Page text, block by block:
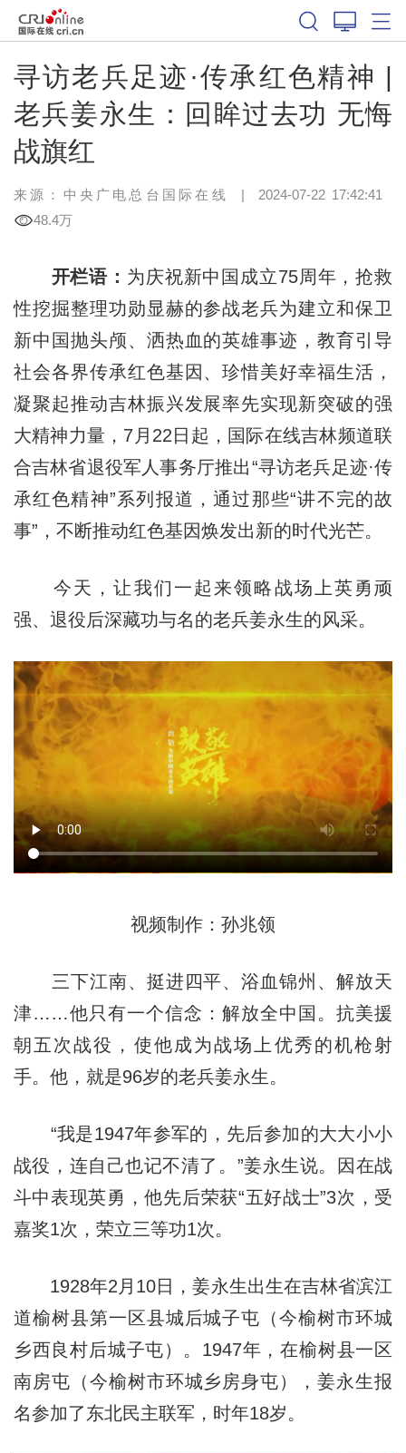
寻访老兵足迹·传承红色精神 |
老兵姜永生：回眸过去功 无悔
战旗红
来源：中央广电总台国际在线 | 2024-07-22 17:42:41
48.4万
开栏语： 为庆祝新中国成立75周年，抢救
性挖掘整理功勋显赫的参战老兵为建立和保卫
新中国抛头颅、洒热血的英雄事迹，教育引导
社会各界传承红色基因、珍惜美好幸福生活，
凝聚起推动吉林振兴发展率先实现新突破的强
大精神力量，7月22日起，国际在线吉林频道联
合吉林省退役军人事务厅推出“寻访老兵足迹·传
承红色精神”系列报道，通过那些“讲不完的故
事”，不断推动红色基因焕发出新的时代光芒。
今天，让我们一起来领略战场上英勇顽
强、退役后深藏功与名的老兵姜永生的风采。
视频制作：孙兆领
三下江南、挺进四平、浴血锦州、解放天
津……他只有一个信念：解放全中国。抗美援
朝五次战役，使他成为战场上优秀的机枪射
手。他，就是96岁的老兵姜永生。
“我是1947年参军的，先后参加的大大小小
战役，连自己也记不清了。”姜永生说。因在战
斗中表现英勇，他先后荣获“五好战士”3次，受
嘉奖1次，荣立三等功1次。
1928年2月10日，姜永生出生在吉林省滨江
道榆树县第一区县城后城子屯（今榆树市环城
乡西良村后城子屯）。1947年，在榆树县一区
南房屯（今榆树市环城乡房身屯），姜永生报
名参加了东北民主联军，时年18岁。